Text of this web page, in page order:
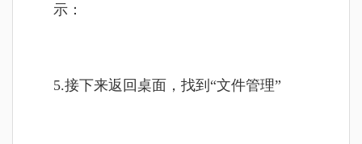
示：
5.接下来返回桌面，找到“文件管理”